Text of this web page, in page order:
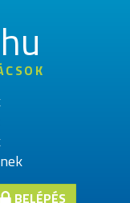
hu
BELÉPÉS